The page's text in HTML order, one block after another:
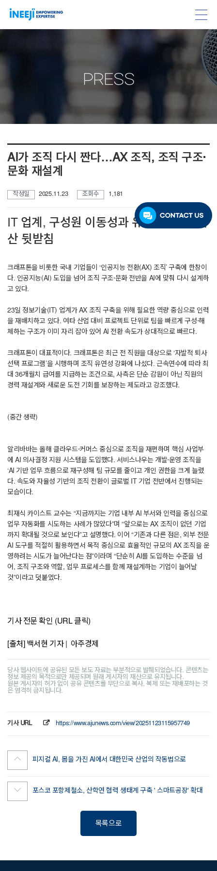
PRESS
AI가 조직 다시 짠다…AX 조직, 조직 구조·
문화 재설계
작성일 2025.11.23 조회수 1,181
IT 업계, 구성원 이동성과 유연성이 AX 확
산 뒷받침
크래프톤을 비롯한 국내 기업들이 ‘인공지능 전환(AX) 조직’ 구축에 한창이
다. 인공지능(AI) 도입을 넘어 조직 구조·문화 전반을 AI에 맞춰 다시 설계하
고 있다.
23일 정보기술(IT) 업계가 AX 조직 구축을 위해 필요한 역량 중심으로 인력
을 재배치하고 있다. 여타 산업 대비 프로젝트 단위로 팀을 빠르게 구성·해
체하는 구조가 이미 자리 잡아 있어 AI 전환 속도가 상대적으로 빠르다.
크래프톤이 대표적이다. 크래프톤은 최근 전 직원을 대상으로 ‘자발적 퇴사
선택 프로그램’을 시행하며 조직 유연성 강화에 나섰다. 근속연수에 따라 최
대 36개월치 급여를 지급하는 조건으로, 사측은 단순 감원이 아닌 직원의
경력 재설계와 새로운 도전 기회를 보장하는 제도라고 강조했다.
(중간 생략)
알리바바는 올해 클라우드·커머스 중심으로 조직을 재편하며 핵심 사업부
에 AI 의사결정 지원 시스템을 도입했다. 서비스나우는 개발·운영 조직을
‘AI 기반 업무 흐름으로 재구성해 팀 규모를 줄이고 개인 권한을 크게 늘렸
다. 속도와 자율성 기반의 조직 전환이 글로벌 IT 기업 전반에서 진행되는
모습이다.
최재식 카이스트 교수는 “지금까지는 기업 내부 AI 부서와 인력을 중심으로
업무 자동화를 시도하는 사례가 많았다”며 “앞으로는 AX 조직이 없던 기업
까지 확대될 것으로 보인다”고 설명했다. 이어 “기존과 다른 점은, 외부 전문
AI 도구를 적절히 활용하면서 목적 중심으로 효율적인 규모의 AX 조직을 운
영하려는 시도가 늘어난다는 점”이라며 “단순히 AI를 도입하는 수준을 넘
어, 조직 구조와 역할, 업무 프로세스를 함께 재설계하는 기업이 늘어날
것”이라고 덧붙였다.
기사 전문 확인 (URL 클릭)
[출처] 백서현 기자 | 아주경제
당사 웹사이트에 공유된 모든 보도 자료는 부분적으로 발췌되었습니다. 콘텐츠는
정보 제공의 목적으로만 제공되며 원래 게시자의 재산으로 유지됩니다.
원본 게시자의 허가 없이 공유 콘텐츠를 무단으로 복사, 복제 또는 재배포하는 것
은 엄격히 금지됩니다.
기사 URL https://www.ajunews.com/view/20251123115957749
피지컬 AI, 몸을 가진 AI에서 대한민국 산업의 작동법으로
포스코 포항제철소, 산학연 협력 생태계 구축 ' 스마트공장' 확대
목록으로